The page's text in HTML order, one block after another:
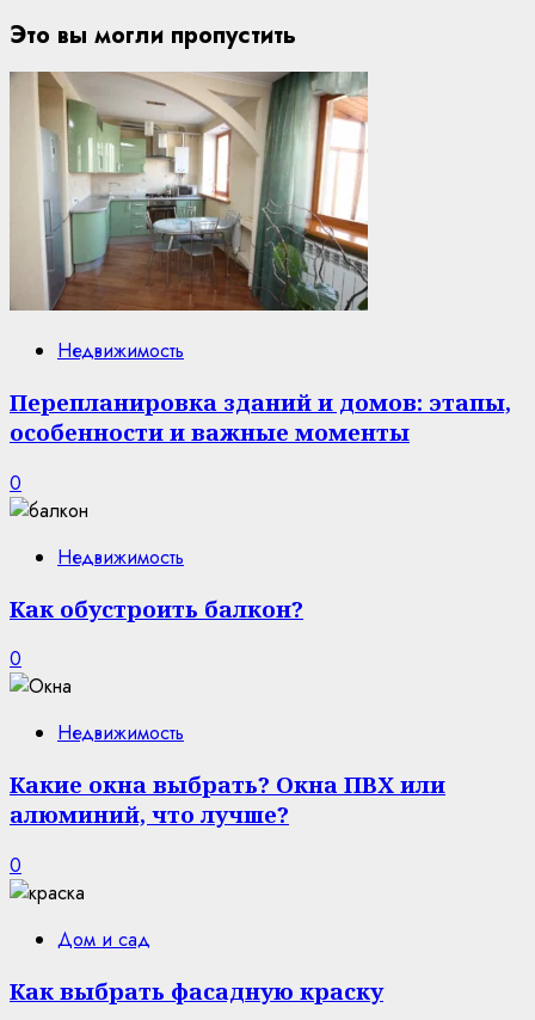
Это вы могли пропустить
Недвижимость
Перепланировка зданий и домов: этапы,
особенности и важные моменты
0
Недвижимость
Как обустроить балкон?
0
Недвижимость
Какие окна выбрать? Окна ПВХ или
алюминий, что лучше?
0
Дом и сад
Как выбрать фасадную краску